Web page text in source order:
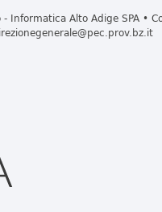
Alto Adige SPA •